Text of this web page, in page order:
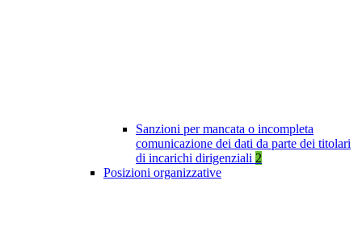
Sanzioni per mancata o incompleta
comunicazione dei dati da parte dei titolari
di incarichi dirigenziali 2
Posizioni organizzative